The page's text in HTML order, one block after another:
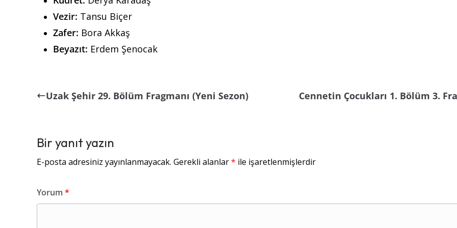
Vezir: Tansu Biçer
Zafer: Bora Akkaş
Beyazıt: Erdem Şenocak
Uzak Şehir 29. Bölüm Fragmanı (Yeni Sezon) Cennetin Çocukları 1. Bölüm 3.
Bir yanıt yazın
E-posta adresiniz yayınlanmayacak. Gerekli alanlar* ile işaretlenmişlerdir
Yorum *